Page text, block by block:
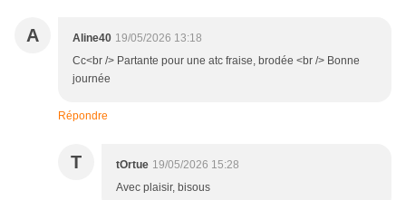
A Aline40 19/05/2026 13:18
Cc<br /> Partante pour une atc fraise, brodée <br /> Bonne
journée
Répondre
T tOrtue 19/05/2026 15:28
Avec plaisir, bisous